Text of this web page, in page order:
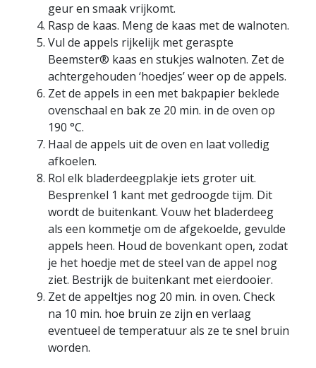
geur en smaak vrijkomt.
Rasp de kaas. Meng de kaas met de walnoten.
Vul de appels rijkelijk met geraspte
Beemster® kaas en stukjes walnoten. Zet de
achtergehouden ‘hoedjes’ weer op de appels.
Zet de appels in een met bakpapier beklede
ovenschaal en bak ze 20 min. in de oven op
190 °C.
Haal de appels uit de oven en laat volledig
afkoelen.
Rol elk bladerdeegplakje iets groter uit.
Besprenkel 1 kant met gedroogde tijm. Dit
wordt de buitenkant. Vouw het bladerdeeg
als een kommetje om de afgekoelde, gevulde
appels heen. Houd de bovenkant open, zodat
je het hoedje met de steel van de appel nog
ziet. Bestrijk de buitenkant met eierdooier.
Zet de appeltjes nog 20 min. in oven. Check
na 10 min. hoe bruin ze zijn en verlaag
eventueel de temperatuur als ze te snel bruin
worden.